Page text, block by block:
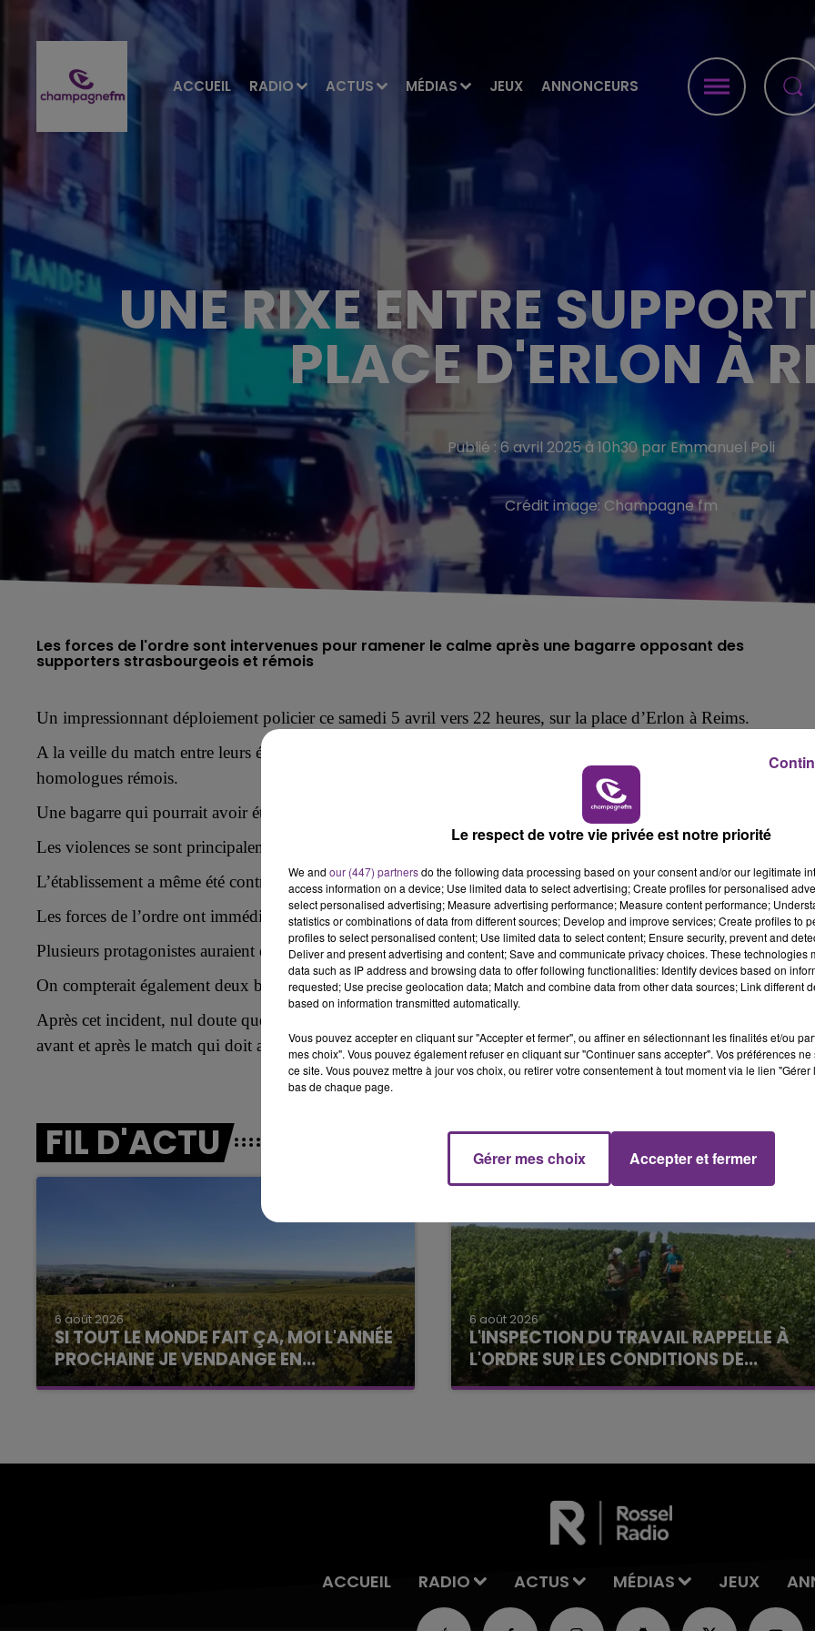
ACCUEIL RADIO ACTUS MÉDIAS JEUX ANNONCEURS
6h00 - 10h00
LA FAMILLE
10h00 - 14h00
LE TICKET DE CAISSE
UNE RIXE ENTRE
PLACE D'ERLON À
Publié : 6 avril 2025 à 10h30 par Emmanuel Poli
Crédit image: Champagne fm
Les forces de l'ordre sont intervenues pour ramener le calme après une bagarre opposant des
supporters strasbourgeois et rémois
Un impressionnant déploiement policier ce samedi 5 avril vers 22 heures, sur la place d’Erlon à Reims.
A la veille du match entre leurs équipes, u
homologues rémois.
Une bagarre qui pourrait avoir été planifiée, selon nos confrères de L'Union.
Les violences se sont principalement déroulées devant Gin Pamp »,unbar situérue Théodore-Dubois.
L’établissement a même été contraint de baisser le rideau après avoir subi des dommages.
Les forces de l’ordre ont immédiatement été appeléessur place.
Plusieurs protagonistes auraient été interpellés.
On compterait également deux blessés.
Après cet incident, nul doute que les groupes de supporteurs des deux équipes vont être particulièrement
avant et après le match qui doit avoir lieu ce dimanche à 17h au stade Auguste Delaune.
FIL D'ACTU
6 août 2026
SI TOUT LE MONDE FAIT ÇA, MOI L'ANNÉE
PROCHAINE JE VENDANGE EN...
La vendange en Champagne a débuté ce jeudi
6 août 2026
L'INSPECTION DU TRAVAIL RAPPELLE À
L'ORDRE SUR LES CONDITIONS DE...
Alors que les dates de début des vendange
LE TICKET DE CAISSE La Radio Pop Le Club
ACCUEIL RADIO ACTUS MÉDIAS JEUX
Le respect de votre vie privée est notre priorité
We and our (447) partnersdo the following data processing based on your consent and/or our legitimate
access information on a device; Use limited data to select advertising; Create profiles for personalised
select personalised advertising; Measure advertising performance; Measure content performance;
statistics or combinations of data from different sources; Develop and improve services; Create profiles to
profiles to select personalised content; Use limited data to select content; Ensure security, prevent and
Deliver and present advertising and content; Save and communicate privacy choices. These technologies
data such as IP address and browsing data to offer following functionalities: Identify devices based on
requested; Use precise geolocation data; Match and combine data from other data sources; Link different
based on information transmitted automatically.
Vous pouvez accepter en cliquant sur "Accepter et fermer", ou affiner en sélectionnant les finalités et/ou
mes choix". Vous pouvez également refuser en cliquant sur "Continuer sans accepter". Vos préférences
ce site. Vous pouvez mettre à jour vos choix, ou retirer votre consentement à tout moment via le lien
bas de chaque page.
Gérer mes choix Accepter et fermer